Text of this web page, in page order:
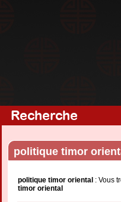
Recherche
politique timor
politique timor oriental : Vous
timor oriental